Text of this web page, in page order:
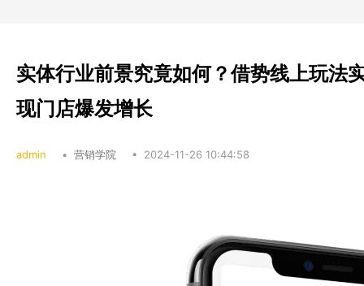
实体行业前景究竟如何？借势线上玩法
现门店爆发增长
admin • 营销学院 • 2024-11-26 10:44:58